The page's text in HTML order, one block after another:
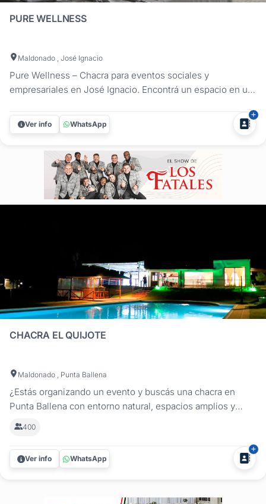
PURE WELLNESS
Maldonado , José Ignacio
Pure Wellness – Chacra para eventos sociales y
empresariales en José Ignacio. Encontrá un espacio en un
celebración. A solo minutos de Punta del Este, ofrecemos
una infraestructura de alto nivel diseñada para que cada
Ver info WhatsApp
CHACRA EL QUIJOTE
Maldonado , Punta Ballena
¿Estás organizando un evento y buscás una chacra en
Punta Ballena con entorno natural, espacios amplios y
aniversarios, celebraciones familiares, despedidas,
graduaciones y eventos...
400
Ver info WhatsApp